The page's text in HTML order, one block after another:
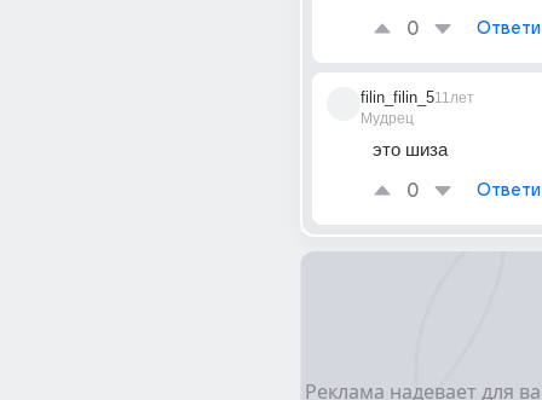
0
filin_filin_5
Мудрец
11лет
это шиза
0